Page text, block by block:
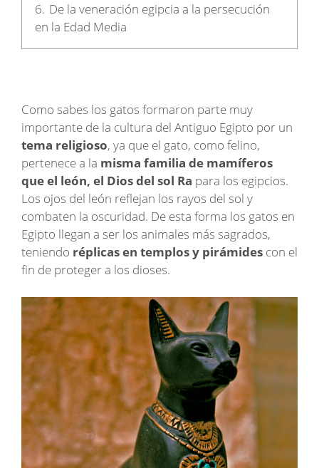
6. De la veneración egipcia a la persecución
en la Edad Media
Como sabes los gatos formaron parte muy
importante de la cultura del Antiguo Egipto por un
tema religioso, ya que el gato, como felino,
pertenece a la misma familia de mamíferos
que el león, el Dios del sol Ra para los egipcios.
Los ojos del león reflejan los rayos del sol y
combaten la oscuridad. De esta forma los gatos en
Egipto llegan a ser los animales más sagrados,
teniendo réplicas en templos y pirámides con el
fin de proteger a los dioses.